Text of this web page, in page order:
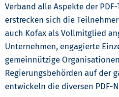
Verband alle Aspekte der
erstrecken sich die
auch Kofax als Vollmitglied
Unternehmen, engagierte
gemeinnützige
Regierungsbehörden auf der
entwickeln die diversen PDF-